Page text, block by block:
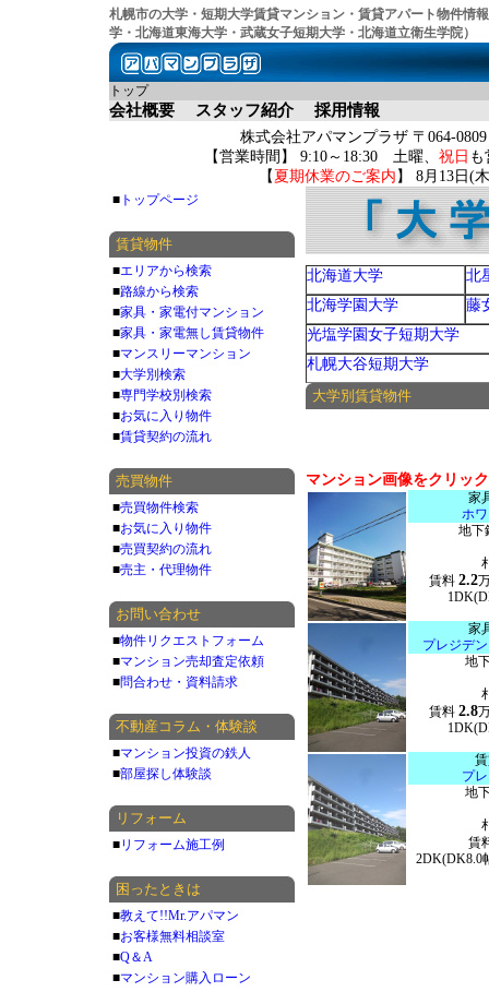
札幌市の大学・短期大学賃貸マンション・賃貸アパート物件情
学・北海道東海大学・武蔵女子短期大学・北海道立衛生学院）
トップ
会社概要 スタッフ紹介 採用情報
株式会社アパマンプラザ 〒064-
【営業時間】 9:10～18:30 土曜、 祝日
【 夏期休業のご案内 】 8月13日(
北海道大学
北
北海学園大学
藤
光塩学園女子短期大学
札幌大谷短期大学
大学別賃貸物件
マンション画像をクリッ
家
ホ
地下
賃料 2.2
家
プレジデ
地
賃料 2.8
プ
地
賃
2DK(DK8.0
■ トップページ
賃貸物件
■エリアから検索
■路線から検索
■家具・家電付マンション
■家具・家電無し賃貸物件
■マンスリーマンション
■大学別検索
■専門学校別検索
■お気に入り物件
■賃貸契約の流れ
売買物件
■売買物件検索
■お気に入り物件
■売買契約の流れ
■売主・代理物件
お問い合わせ
■物件リクエストフォーム
■マンション売却査定依頼
■問合わせ・資料請求
不動産コラム・体験談
■マンション投資の鉄人
■部屋探し体験談
リフォーム
■リフォーム施工例
困ったときは
■教えて!!Mr.アパマン
■お客様無料相談室
■Q＆A
■マンション購入ローン